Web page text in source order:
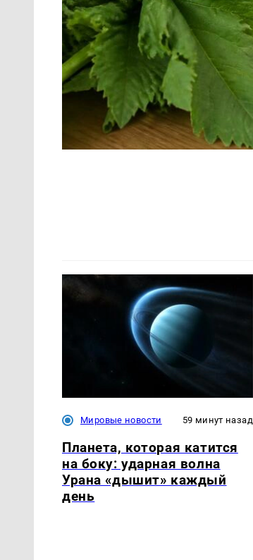
Мировые новости 59 минут назад
Планета, которая катится
на боку: ударная волна
Урана «дышит» каждый
день